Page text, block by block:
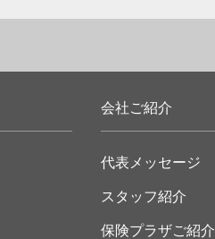
会社ご紹介
代表メッセージ
スタッフ紹介
保険プラザご紹介